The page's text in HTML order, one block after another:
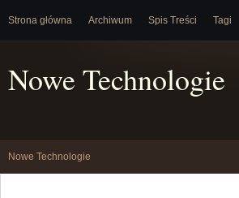
Strona główna Archiwum Spis Treści Tagi
Nowe Technologie
Nowe Technologie